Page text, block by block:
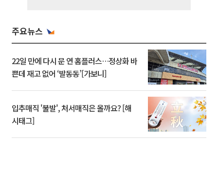
주요뉴스
22일 만에 다시 문 연 홈플러스…정상화 바
쁜데 재고 없어 ‘발동동’[가보니]
입추매직 '불발', 처서매직은 올까요? [해
시태그]